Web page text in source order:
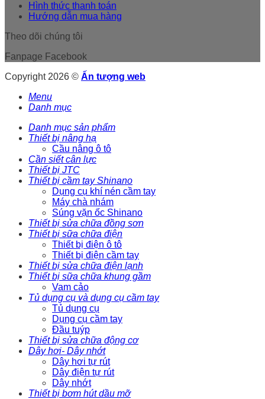
Hình thức thanh toán
Hướng dẫn mua hàng
Theo dõi chúng tôi
Fanpage Facebook
Copyright 2026 © Ấn tượng web
Menu
Danh mục
Danh mục sản phẩm
Thiết bị nâng hạ
Cầu nâng ô tô
Cần siết cân lực
Thiết bị JTC
Thiết bị cầm tay Shinano
Dụng cụ khí nén cầm tay
Máy chà nhám
Súng vặn ốc Shinano
Thiết bị sửa chữa đồng sơn
Thiết bị sữa chữa điện
Thiết bị điện ô tô
Thiết bị điện cầm tay
Thiết bị sửa chữa điện lạnh
Thiết bị sữa chữa khung gầm
Vam cảo
Tủ dụng cụ và dụng cụ cầm tay
Tủ dụng cụ
Dụng cụ cầm tay
Đầu tuýp
Thiết bị sửa chữa động cơ
Dây hơi- Dây nhớt
Dây hơi tự rút
Dây điện tự rút
Dây nhớt
Thiết bị bơm hút dầu mỡ